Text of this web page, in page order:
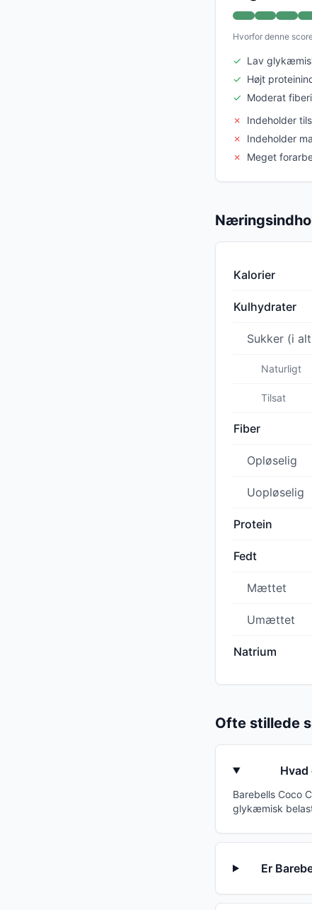
Hvorfor denne
✓ Lav
✓ Højt
✓ Moderat
✗
Indeholder
✗
Indeholder
✗
Meget
Kalorier
Kulhydrater
Sukker (i
Naturligt
Tilsat
Fiber
Opløselig
Uopløselig
Protein
Fedt
Mættet
Umættet
Natrium
Ofte stillede
Barebells Coco
glykæmisk
Er